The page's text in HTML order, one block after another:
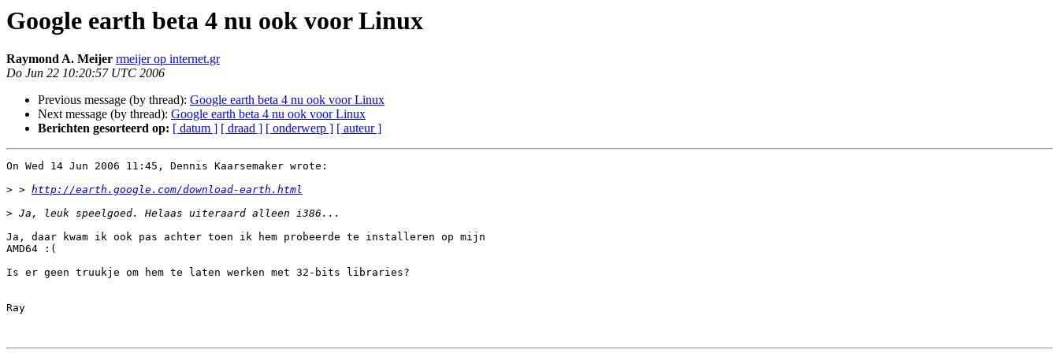
Google earth beta 4 nu ook voor Linux
Raymond A. Meijer rmeijer op internet.gr
Do Jun 22 10:20:57 UTC 2006
Previous message (by thread): Google earth beta 4 nu ook voor Linux
Next message (by thread): Google earth beta 4 nu ook voor Linux
Berichten gesorteerd op: [ datum ] [ draad ] [ onderwerp ] [ auteur ]
On Wed 14 Jun 2006 11:45, Dennis Kaarsemaker wrote:
> > http://earth.google.com/download-earth.html
>
Ja, daar kwam ik ook pas achter toen ik hem probeerde te installeren op mijn
AMD64 :(
Is er geen truukje om hem te laten werken met 32-bits libraries?
Ray